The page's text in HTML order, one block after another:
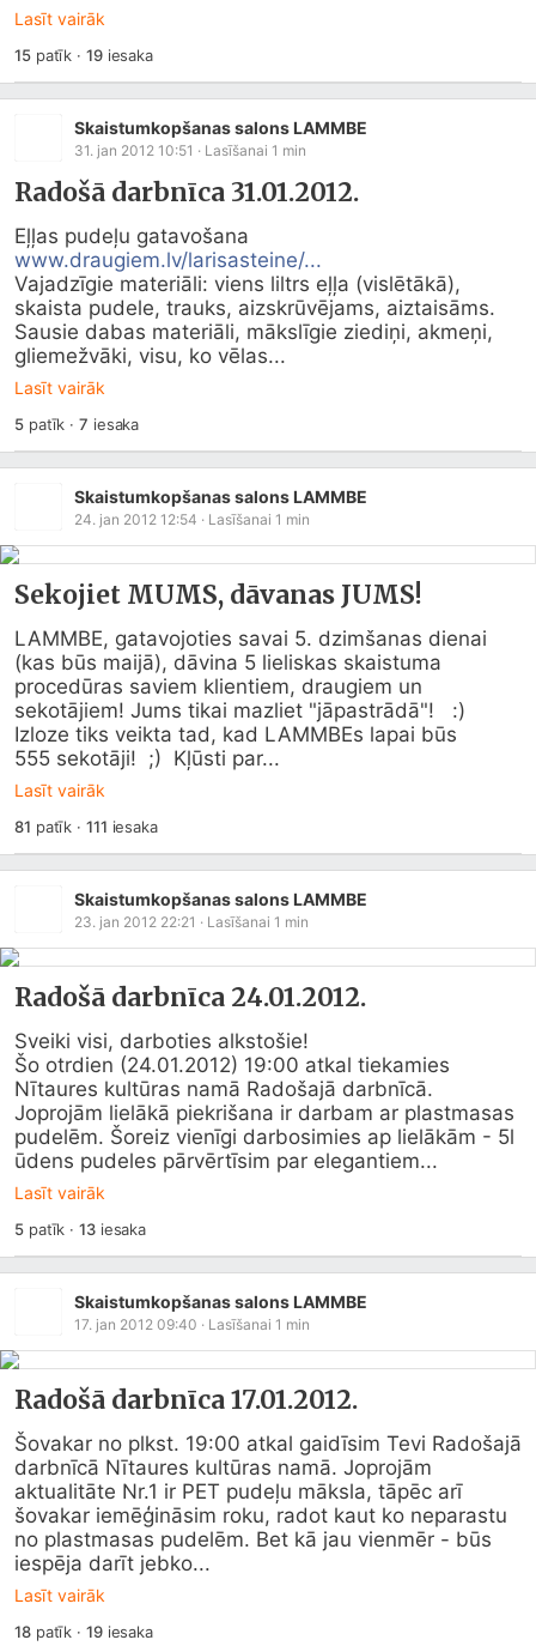
Lasīt vairāk
15patīk · 19iesaka
Skaistumkopšanas salons LAMMBE
31. jan 2012 10:51 · Lasīšanai 1 min
Radošā darbnīca 31.01.2012.
www.draugiem.lv/larisasteine/...
Vajadzīgie materiāli: viens liltrs eļļa (vislētākā),
skaista pudele, trauks, aizskrūvējams, aiztaisāms.
Sausie dabas materiāli, mākslīgie ziediņi, akmeņi,
gliemežvāki, visu, ko vēlas...
Lasīt vairāk
5patīk ·7 iesaka
Skaistumkopšanas salons LAMMBE
24. jan 2012 12:54 · Lasīšanai 1 min
Sekojiet MUMS, dāvanas JUMS!
LAMMBE, gatavojoties savai 5. dzimšanas dienai
(kas būs maijā), dāvina 5 lieliskas skaistuma
procedūras saviem klientiem, draugiem un
sekotājiem! Jums tikai mazliet "jāpastrādā"!   :)
Izloze tiks veikta tad, kad LAMMBEs lapai būs
555 sekotāji!  ;)  Kļūsti par...
Lasīt vairāk
81 patīk · 111 iesaka
Skaistumkopšanas salons LAMMBE
23. jan 2012 22:21 · Lasīšanai 1 min
Radošā darbnīca 24.01.2012.
Sveiki visi, darboties alkstošie!
Šo otrdien (24.01.2012) 19:00 atkal tiekamies
Nītaures kultūras namā Radošajā darbnīcā.
Joprojām lielākā piekrišana ir darbam ar plastmasas
pudelēm. Šoreiz vienīgi darbosimies ap lielākām - 5l
ūdens pudeles pārvērtīsim par elegantiem...
Lasīt vairāk
5patīk ·13iesaka
Skaistumkopšanas salons LAMMBE
17. jan 2012 09:40 · Lasīšanai 1 min
Radošā darbnīca 17.01.2012.
Šovakar no plkst. 19:00 atkal gaidīsim Tevi Radošajā
darbnīcā Nītaures kultūras namā. Joprojām
aktualitāte Nr.1 ir PET pudeļu māksla, tāpēc arī
šovakar iemēģināsim roku, radot kaut ko neparastu
no plastmasas pudelēm. Bet kā jau vienmēr - būs
iespēja darīt jebko...
Lasīt vairāk
18patīk · 19iesaka